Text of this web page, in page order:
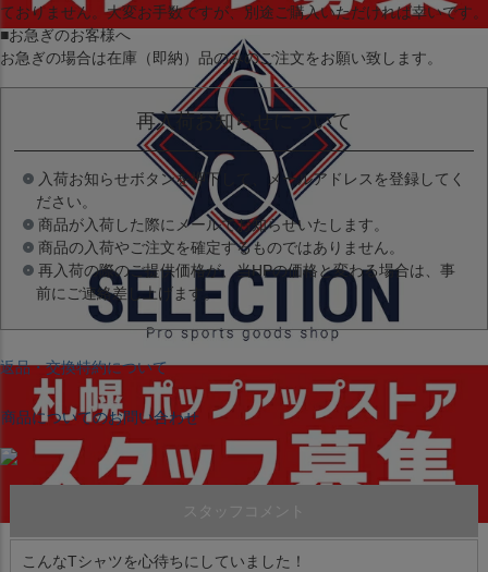
ておりません。大変お手数ですが、別途ご購入いただければ幸いです。
■お急ぎのお客様へ
お急ぎの場合は在庫（即納）品のみのご注文をお願い致します。
再入荷お知らせについて
入荷お知らせボタンを押下して、メールアドレスを登録してく
ださい。
商品が入荷した際にメールでお知らせいたします。
商品の入荷やご注文を確定するものではありません。
再入荷の際のご提供価格が、当HPの価格と変わる場合は、事
前にご連絡差し上げます。
返品・交換特約について
商品についてのお問い合わせ
スタッフコメント
こんなTシャツを心待ちにしていました！